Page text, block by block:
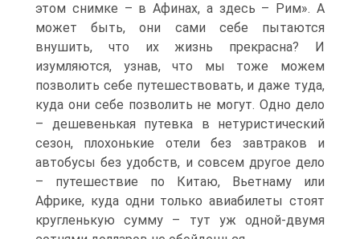
этом снимке – в Афинах, а здесь – Рим». А
может быть, они сами себе пытаются
внушить, что их жизнь прекрасна? И
изумляются, узнав, что мы тоже можем
позволить себе путешествовать, и даже туда,
куда они себе позволить не могут. Одно дело
– дешевенькая путевка в нетуристический
сезон, плохонькие отели без завтраков и
автобусы без удобств, и совсем другое дело
– путешествие по Китаю, Вьетнаму или
Африке, куда одни только авиабилеты стоят
кругленькую сумму – тут уж одной-двумя